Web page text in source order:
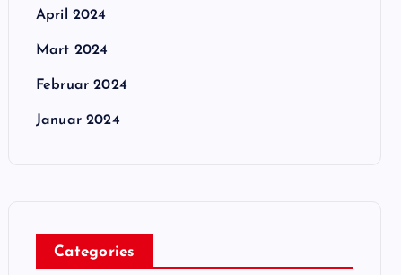
April 2024
Mart 2024
Februar 2024
Januar 2024
Categories